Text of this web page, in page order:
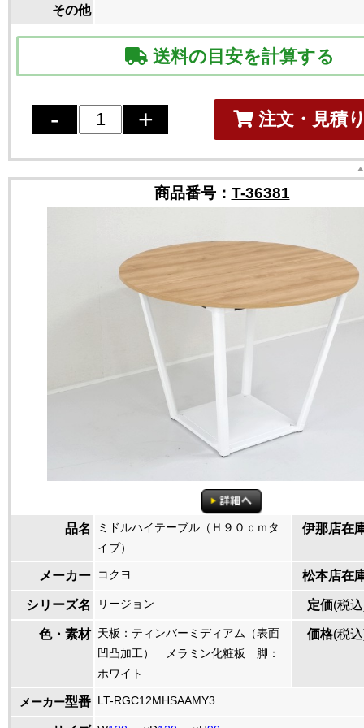
その他
送料の目安を計算する
注文・見積
商品番号： T-36381
品名
ミドルハイテーブル（Ｈ９０ｃｍタ
イプ）
伊那店在
メーカー コクヨ 松本店在
シリーズ名 リージョン 定価(税
色・素材 天板：ティンバーミディアム（表面
凹凸加工） メラミン化粧板 脚：
ホワイト
価格(税
メーカー型番 LT-RGC12MHSAAMY3